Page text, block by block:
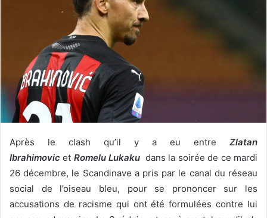
Après le clash qu’il y a eu entre Zlatan
Ibrahimovic et Romelu Lukaku dans la soirée de ce mardi
26 décembre, le Scandinave a pris par le canal du réseau
social de l’oiseau bleu, pour se prononcer sur les
accusations de racisme qui ont été formulées contre lui